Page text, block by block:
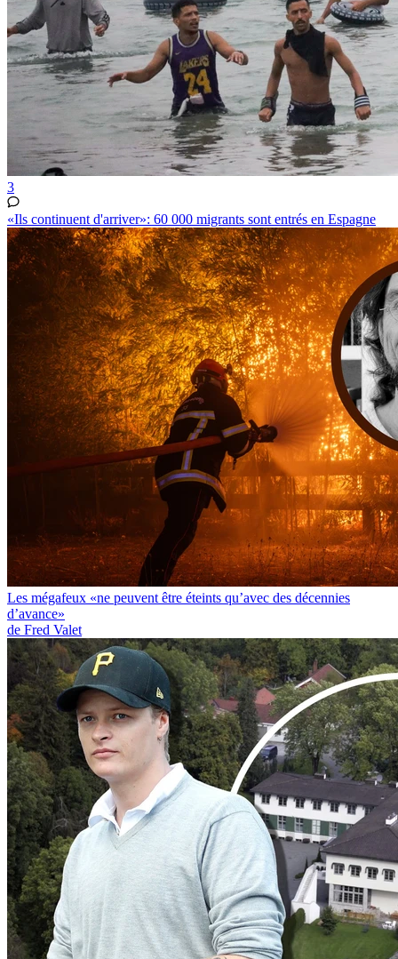
3
«Ils continuent d'arriver»: 60 000 migrants sont entrés en Espagne
Les mégafeux «ne peuvent être éteints qu’avec des décennies
d’avance»
de Fred Valet